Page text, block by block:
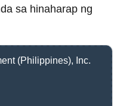
sa hinaharap ng